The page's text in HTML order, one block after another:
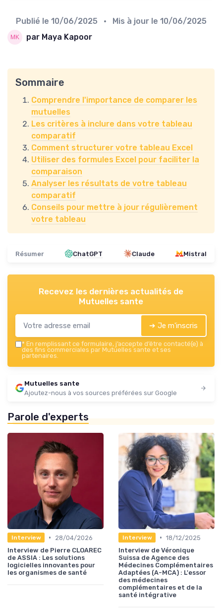
Publié le 10/06/2025 • Mis à jour le 10/06/2025
par Maya Kapoor
Sommaire
Comprendre l'importance de comparer les
mutuelles
Les critères à inclure dans votre tableau
comparatif
Comment structurer votre tableau Excel
Utiliser des formules Excel pour faciliter la
comparaison
Analyser les résultats de votre tableau
comparatif
Conseils pour mettre à jour régulièrement
votre tableau
Résumer ChatGPT Claude Mistral
Recevez les dernières actualités de
Mutuelles sante
➔ Je m'inscris
* En remplissant ce formulaire, j’accepte d’être contacté(e) à
des fins commerciales par Mutuelles sante et ses
partenaires.
Mutuelles sante
Ajoutez-nous à vos sources préférées sur Google
Parole d'experts
Interview •
28/04/2026
Interview de Pierre CLOAREC
de ASSIA : Les solutions
logicielles innovantes pour
les organismes de santé
Interview • 18/12/2025
Interview de Véronique
Suissa de Agence des
Médecines Complémentaires
Adaptées (A-MCA) : L'essor
des médecines
complémentaires et de la
santé intégrative